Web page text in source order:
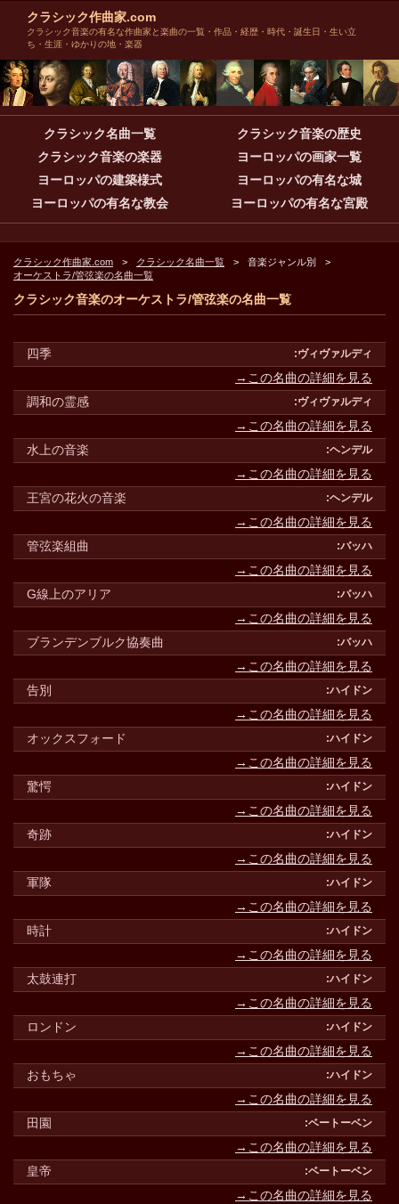
クラシック作曲家.com
クラシック音楽の有名な作曲家と楽曲の一覧・作品・経歴・時代・誕生日・生い立
ち・生涯・ゆかりの地・楽器
クラシック名曲一覧
クラシック音楽の歴史
クラシック音楽の楽器
ヨーロッパの画家一覧
ヨーロッパの建築様式
ヨーロッパの有名な城
ヨーロッパの有名な教会
ヨーロッパの有名な宮殿
クラシック作曲家.com クラシック名曲一覧
音楽ジャンル別
オーケストラ/管弦楽の名曲一覧
クラシック音楽のオーケストラ/管弦楽の名曲一覧
四季
→この名曲の詳細を見る
調和の霊感
→この名曲の詳細を見る
水上の音楽
→この名曲の詳細を見る
王宮の花火の音楽
→この名曲の詳細を見る
管弦楽組曲
→この名曲の詳細を見る
G線上のアリア
→この名曲の詳細を見る
ブランデンブルク協奏曲
→この名曲の詳細を見る
告別
→この名曲の詳細を見る
オックスフォード
→この名曲の詳細を見る
驚愕
→この名曲の詳細を見る
奇跡
→この名曲の詳細を見る
軍隊
→この名曲の詳細を見る
時計
→この名曲の詳細を見る
太鼓連打
→この名曲の詳細を見る
ロンドン
→この名曲の詳細を見る
おもちゃ
→この名曲の詳細を見る
田園
→この名曲の詳細を見る
皇帝
→この名曲の詳細を見る